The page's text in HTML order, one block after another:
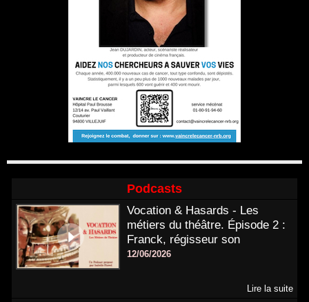
Podcasts
Vocation & Hasards - Les
métiers du théâtre. Épisode 2 :
Franck, régisseur son
12/06/2026
Lire la suite